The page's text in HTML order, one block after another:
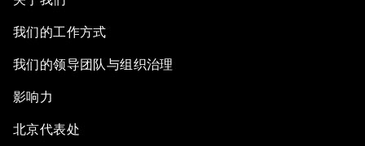
我们的工作方式
我们的领导团队与组织治理
影响力
北京代表处